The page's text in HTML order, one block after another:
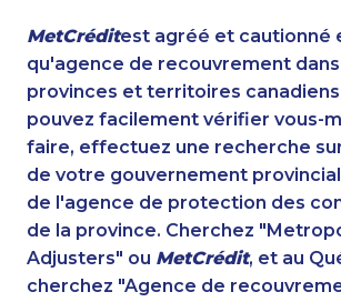
MetCréditest agréé et cautionné
qu'agence de recouvrement dans
provinces et territoires canadiens
pouvez facilement vérifier vous-
faire, effectuez une recherche
de votre gouvernement
de l'agence de protection des
de la province. Cherchez
Adjusters" ou MetCrédit, et au
cherchez "Agence de